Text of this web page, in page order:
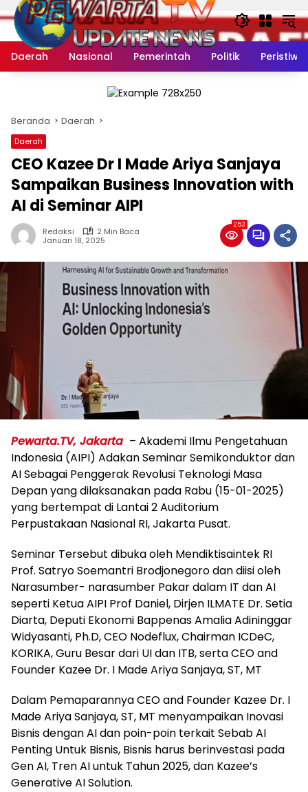
Langsung
ke
konten
Daerah
Nasional Pemerintah Politik Peristiwa
Beranda Daerah
Daerah
CEO Kazee Dr I Made Ariya Sanjaya
Sampaikan Business Innovation with
AI di Seminar AIPI
Redaksi
2 Min Baca
Januari 18, 2025
253
Pewarta.TV, Jakarta – Akademi Ilmu Pengetahuan
Indonesia (AIPI) Adakan Seminar Semikonduktor dan
AI Sebagai Penggerak Revolusi Teknologi Masa
Depan yang dilaksanakan pada Rabu (15-01-2025)
yang bertempat di Lantai 2 Auditorium
Perpustakaan Nasional RI, Jakarta Pusat.
Seminar Tersebut dibuka oleh Mendiktisaintek RI
Prof. Satryo Soemantri Brodjonegoro dan diisi oleh
Narasumber- narasumber Pakar dalam IT dan AI
seperti Ketua AIPI Prof Daniel, Dirjen ILMATE Dr. Setia
Diarta, Deputi Ekonomi Bappenas Amalia Adininggar
Widyasanti, Ph.D, CEO Nodeflux, Chairman ICDeC,
KORIKA, Guru Besar dari UI dan ITB, serta CEO and
Founder Kazee Dr. I Made Ariya Sanjaya, ST, MT
Dalam Pemaparannya CEO and Founder Kazee Dr. I
Made Ariya Sanjaya, ST, MT menyampaikan Inovasi
Bisnis dengan AI dan poin-poin terkait Sebab AI
Penting Untuk Bisnis, Bisnis harus berinvestasi pada
Gen AI, Tren AI untuk Tahun 2025, dan Kazee’s
Generative AI Solution.